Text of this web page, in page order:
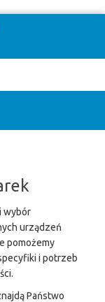
wybór
urządzeń
pomożemy
i potrzeb
Państwo